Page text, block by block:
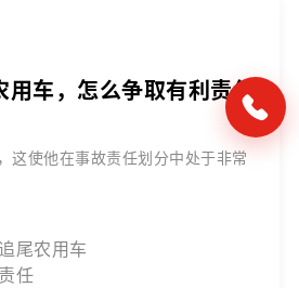
用车，怎么争取有利责任
这使他在事故责任划分中处于非常
尾农用车
任